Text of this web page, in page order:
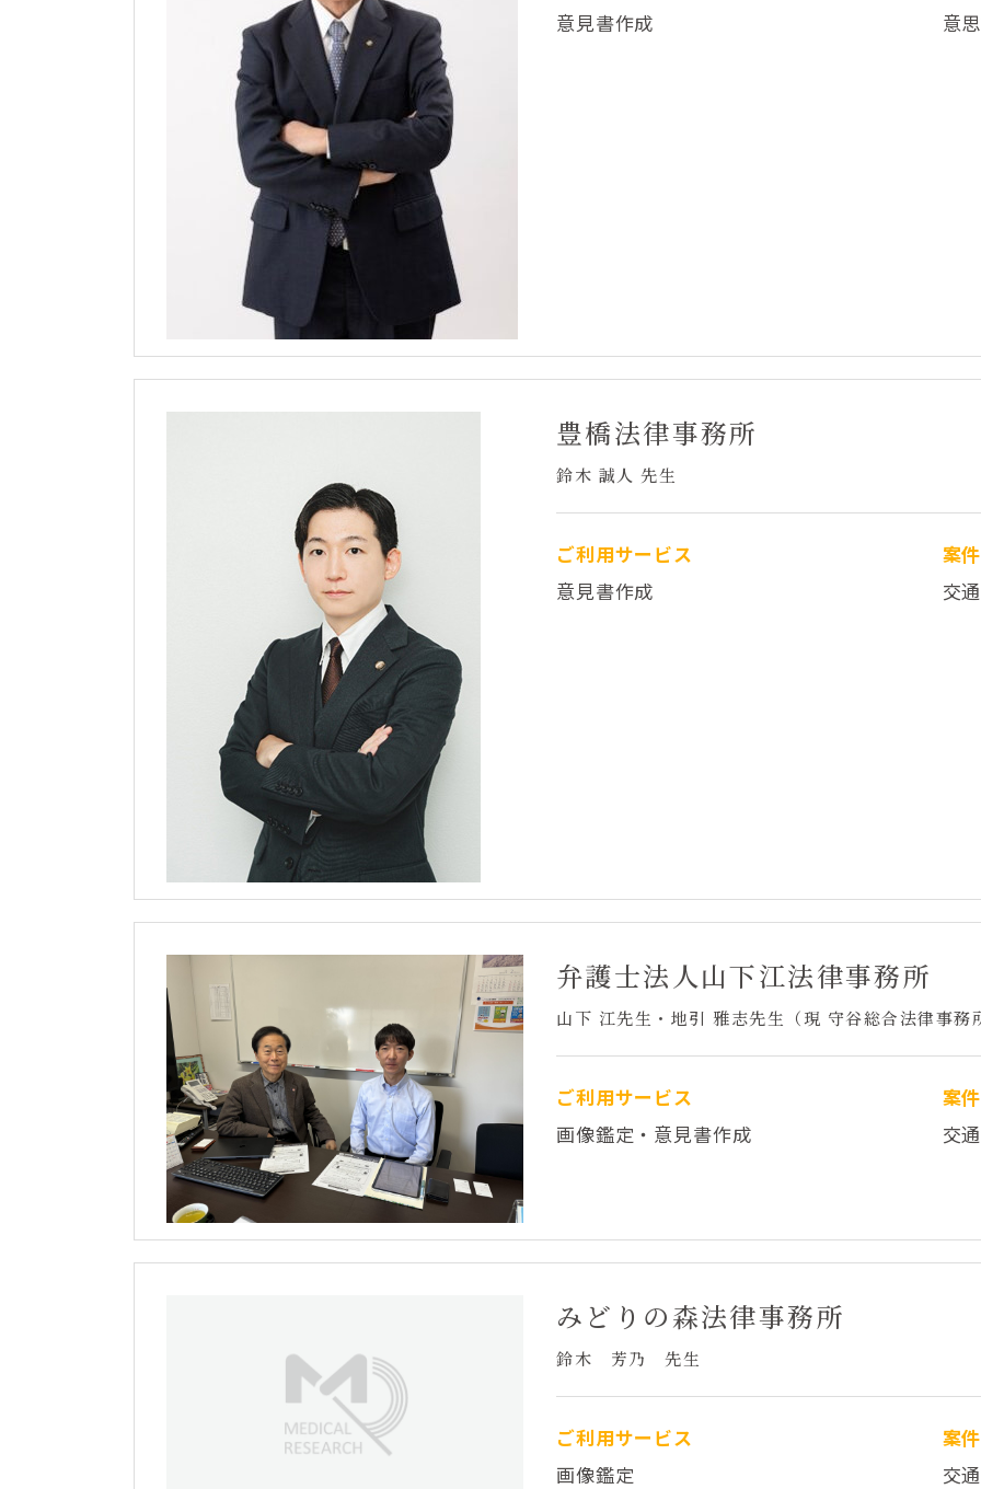
意見書作成
意
豊橋法律事務所
鈴木 誠人 先生
ご利用サービス
意見書作成
案
交
弁護士法人山下江法律事務所
山下 江先生・地引 雅志先生（現 守谷総合法律事務
ご利用サービス
画像鑑定・意見書作成
案
交
みどりの森法律事務所
鈴木 芳乃 先生
ご利用サービス
画像鑑定
案
交